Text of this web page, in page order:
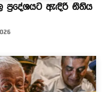
ප්‍රදේශයට ඇඳිරි නීතිය